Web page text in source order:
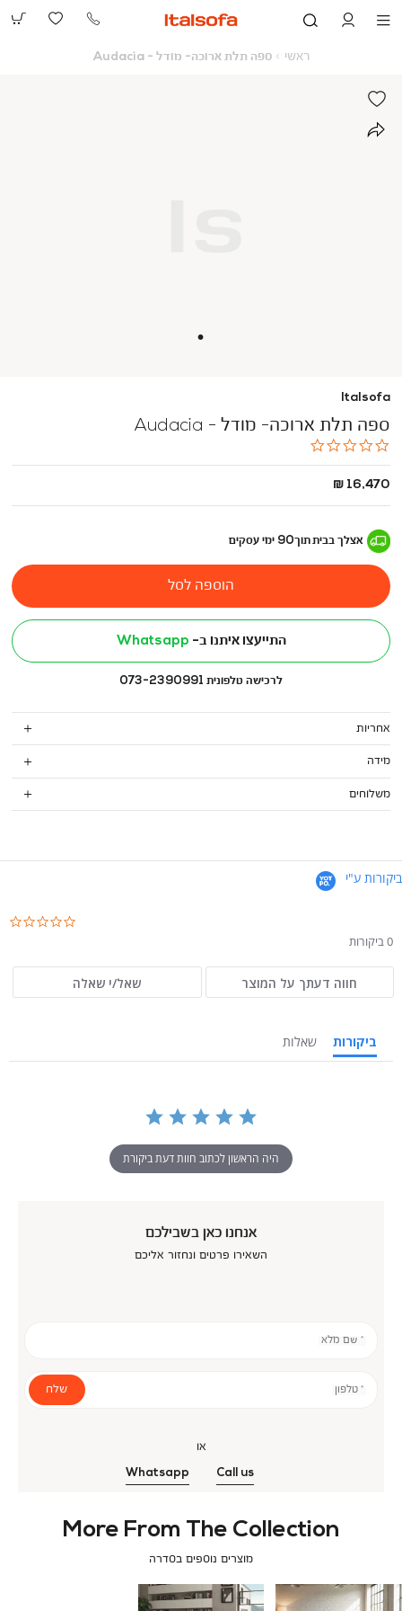
073-
ראשי ראשי
ספה תלת ארוכה- מודל - Audacia
Italsofa
ספה תלת ארוכה- מודל - Audacia
החל
16,470 ₪
אצלך בביתתוך90 ימי עסקים
הוספה לסל
התייעצו איתנו ב- Whatsapp
לרכישה טלפונית 073-2390991
אחריות
מידה
משלוחים
ביקורות ע"י
0 ביקורות
חווה דעתך על המוצר שאל/י שאלה
ביקורות שאלות
היה הראשון לכתוב חוות דעת ביקורת
אנחנו כאן בשבילכם
השאירו פרטים ונחזור אליכם
* שם מלא
* טלפון שלח
או
Call us
Whatsapp
More From The Collection
מוצרים נוספים בסדרה